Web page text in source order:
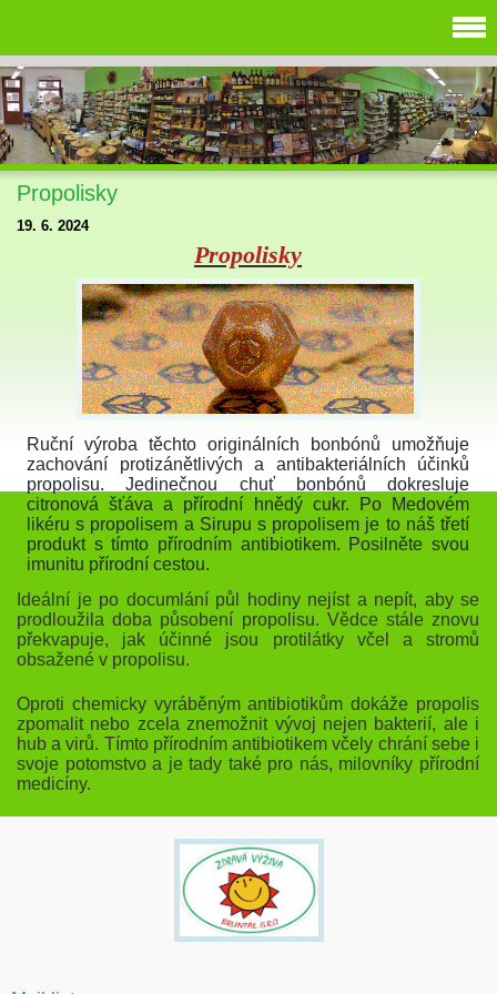
Propolisky
19. 6. 2024
Propolisky
Ruční výroba těchto originálních bonbónů umožňuje
zachování protizánětlivých a antibakteriálních účinků
propolisu. Jedinečnou chuť bonbónů dokresluje
citronová šťáva a přírodní hnědý cukr. Po Medovém
likéru s propolisem a Sirupu s propolisem je to náš třetí
produkt s tímto přírodním antibiotikem. Posilněte svou
imunitu přírodní cestou.
Ideální je po documlání půl hodiny nejíst a nepít, aby se
prodloužila doba působení propolisu. Vědce stále znovu
překvapuje, jak účinné jsou protilátky včel a stromů
obsažené v propolisu.
Oproti chemicky vyráběným antibiotikům dokáže propolis
zpomalit nebo zcela znemožnit vývoj nejen bakterií, ale i
hub a virů. Tímto přírodním antibiotikem včely chrání sebe i
svoje potomstvo a je tady také pro nás, milovníky přírodní
medicíny.